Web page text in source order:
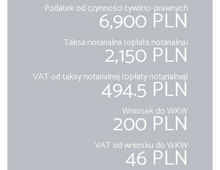
Podatek od czynności cywilno-prawnych
6,900 PLN
Taksa notarialna (opłata notarialna)
2,150 PLN
VAT od taksy notarialnej (opłaty notarialnej)
494.5 PLN
Wniosek do WKW
200 PLN
VAT od wniosku do WKW
46 PLN